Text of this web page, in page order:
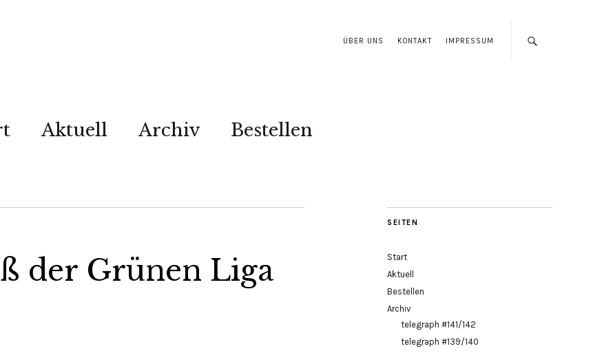
ÜBER UNS KONTAKT IMPRESSUM
Aktuell Archiv Bestellen
der Grünen Liga
SEITEN
Start
Aktuell
Bestellen
Archiv
telegraph #141/142
telegraph #139/140